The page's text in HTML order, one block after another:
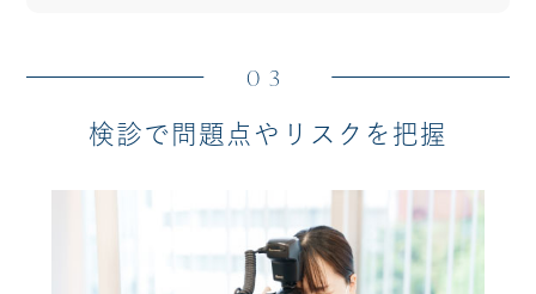
03
検診で問題点やリスクを把握